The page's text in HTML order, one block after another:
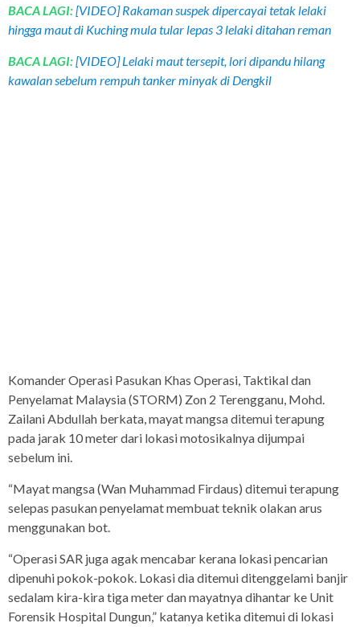
BACA LAGI:[VIDEO] Rakaman suspek dipercayai tetak lelaki
hingga maut di Kuching mula tular lepas 3 lelaki ditahan reman
BACA LAGI:[VIDEO] Lelaki maut tersepit, lori dipandu hilang
kawalan sebelum rempuh tanker minyak di Dengkil
Komander Operasi Pasukan Khas Operasi, Taktikal dan
Penyelamat Malaysia (STORM) Zon 2 Terengganu, Mohd.
Zailani Abdullah berkata, mayat mangsa ditemui terapung
pada jarak 10 meter dari lokasi motosikalnya dijumpai
sebelum ini.
“Mayat mangsa (Wan Muhammad Firdaus) ditemui terapung
selepas pasukan penyelamat membuat teknik olakan arus
menggunakan bot.
“Operasi SAR juga agak mencabar kerana lokasi pencarian
dipenuhi pokok-pokok. Lokasi dia ditemui ditenggelami banjir
sedalam kira-kira tiga meter dan mayatnya dihantar ke Unit
Forensik Hospital Dungun,” katanya ketika ditemui di lokasi